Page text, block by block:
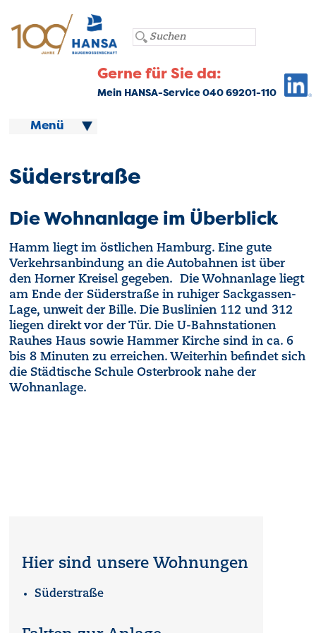
Gerne für Sie da:
Mein HANSA-Service 040 69201-110
Menü
Süderstraße
Die Wohnanlage im Überblick
Hamm liegt im östlichen Hamburg. Eine gute
Verkehrsanbindung an die Autobahnen ist über
den Horner Kreisel gegeben. Die Wohnanlage liegt
am Ende der Süderstraße in ruhiger Sackgassen-
Lage, unweit der Bille. Die Buslinien 112 und 312
liegen direkt vor der Tür. Die U-Bahnstationen
Rauhes Haus sowie Hammer Kirche sind in ca. 6
bis 8 Minuten zu erreichen. Weiterhin befindet sich
die Städtische Schule Osterbrook nahe der
Wohnanlage.
Hier sind unsere Wohnungen
Süderstraße